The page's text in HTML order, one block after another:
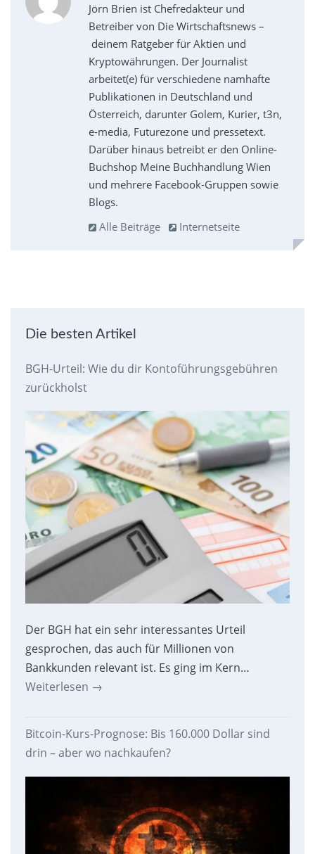
Jörn Brien ist Chefredakteur und
Betreiber von Die Wirtschaftsnews –
deinem Ratgeber für Aktien und
Kryptowährungen. Der Journalist
arbeitet(e) für verschiedene namhafte
Publikationen in Deutschland und
Österreich, darunter Golem, Kurier, t3n,
e-media, Futurezone und pressetext.
Darüber hinaus betreibt er den Online-
Buchshop Meine Buchhandlung Wien
und mehrere Facebook-Gruppen sowie
Blogs.
Alle Beiträge
Internetseite
Die besten Artikel
BGH-Urteil: Wie du dir Kontoführungsgebühren
zurückholst
Der BGH hat ein sehr interessantes Urteil
gesprochen, das auch für Millionen von
Bankkunden relevant ist. Es ging im Kern…
Weiterlesen →
Bitcoin-Kurs-Prognose: Bis 160.000 Dollar sind
drin – aber wo nachkaufen?